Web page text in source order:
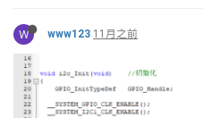
W www123 11月之前